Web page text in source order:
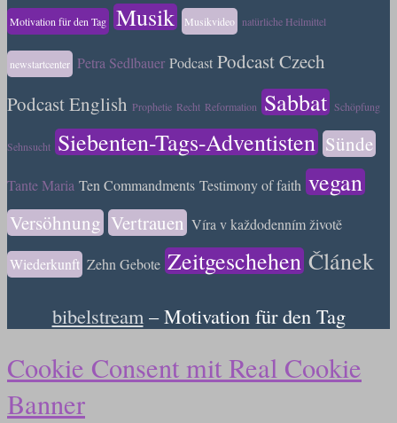
Motivation für den Tag Musik Musikvideo natürliche Heilmittel
newstartcenter Petra Sedlbauer Podcast Podcast Czech
Podcast English Prophetie Recht Reformation Sabbat Schöpfung
Sehnsucht Siebenten-Tags-Adventisten Sünde
Tante Maria Ten Commandments Testimony of faith vegan
Versöhnung Vertrauen Víra v každodenním životě
Wiederkunft Zehn Gebote Zeitgeschehen Článek
bibelstream– Motivation für den Tag
Cookie Consent mit Real Cookie
Banner